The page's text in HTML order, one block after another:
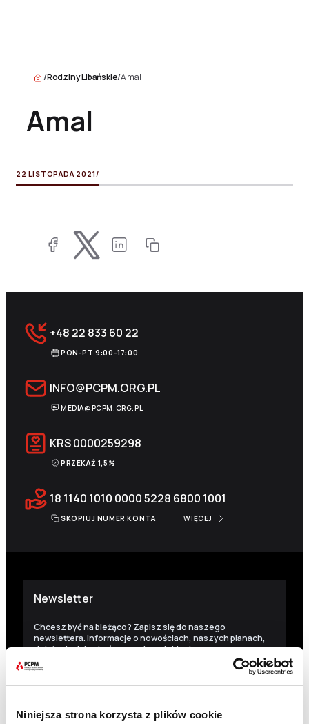
Niniejsza strona korzysta z plików cookie
/Rodziny Libańskie/Amal
Amal
22 LISTOPADA 2021 /
+48 22 833 60 22
PON-PT 9:00-17:00
INFO@PCPM.ORG.PL
MEDIA@PCPM.ORG.PL
KRS0000259298
PRZEKAŻ 1,5%
18 1140 1010 0000 5228 6800 1001
SKOPIUJ NUMER KONTA WIĘCEJ
Newsletter
Chcesz być na bieżąco? Zapisz się do naszego
newslettera. Informacje o nowościach, naszych planach,
działaniach i zakończonych projektach.
Adres e-mail